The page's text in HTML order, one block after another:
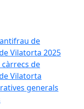
de
Vilatorta 2025
de
Vilatorta
generals